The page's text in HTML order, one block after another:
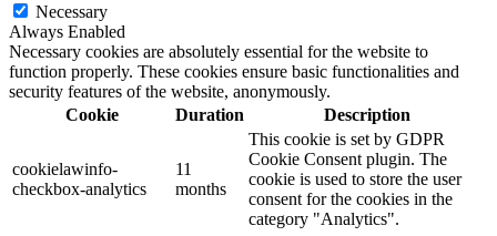
Necessary
Always Enabled
Necessary cookies are absolutely essential for the website to
function properly. These cookies ensure basic functionalities and
security features of the website, anonymously.
Cookie
Duration Description
cookielawinfo-
checkbox-analytics
11
months
This cookie is set by GDPR
Cookie Consent plugin. The
cookie is used to store the user
consent for the cookies in the
category "Analytics".